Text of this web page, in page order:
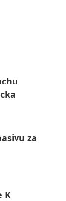
za
K